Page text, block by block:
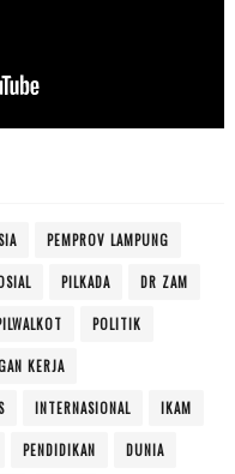
PEMPROV LAMPUNG
PILKADA DR ZAM
POLITIK
KERJA
INTERNASIONAL IKAM
PENDIDIKAN DUNIA